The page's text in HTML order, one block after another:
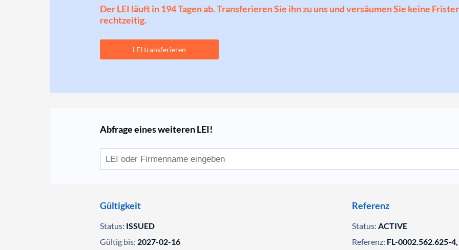
Der LEI läuft in 194 Tagen ab. Transferieren Sie ihn zu uns und versäumen Sie keine
rechtzeitig.
LEI transferieren
Abfrage eines weiteren LEI!
Gültigkeit
Status: ISSUED
Gültig bis: 2027-02-16
Referenz
Status: ACTIVE
Referenz: FL-0002.562.625-